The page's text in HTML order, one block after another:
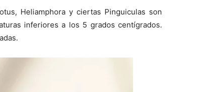
Heliamphora y ciertas Pinguiculas son
inferiores a los 5 grados centígrados.